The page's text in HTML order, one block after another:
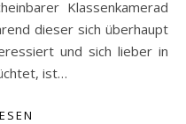
Klassenkamerad
dieser sich überhaupt
und sich lieber in
ist…